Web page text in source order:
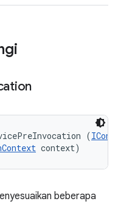
(
context)
beberapa